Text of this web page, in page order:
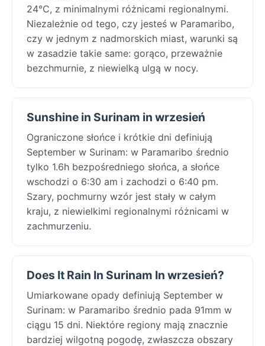
24°C, z minimalnymi różnicami regionalnymi.
Niezależnie od tego, czy jesteś w Paramaribo,
czy w jednym z nadmorskich miast, warunki są
w zasadzie takie same: gorąco, przeważnie
bezchmurnie, z niewielką ulgą w nocy.
Sunshine in Surinam in wrzesień
Ograniczone słońce i krótkie dni definiują
September w Surinam: w Paramaribo średnio
tylko 1.6h bezpośredniego słońca, a słońce
wschodzi o 6:30 am i zachodzi o 6:40 pm.
Szary, pochmurny wzór jest stały w całym
kraju, z niewielkimi regionalnymi różnicami w
zachmurzeniu.
Does It Rain In Surinam In wrzesień?
Umiarkowane opady definiują September w
Surinam: w Paramaribo średnio pada 91mm w
ciągu 15 dni. Niektóre regiony mają znacznie
bardziej wilgotną pogodę, zwłaszcza obszary